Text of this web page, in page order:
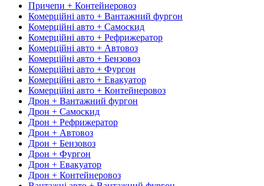
Причепи + Контейнеровоз
Комерційні авто + Вантажний фургон
Комерційні авто + Самоскид
Комерційні авто + Рефрижератор
Комерційні авто + Автовоз
Комерційні авто + Бензовоз
Комерційні авто + Фургон
Комерційні авто + Евакуатор
Комерційні авто + Контейнеровоз
Дрон + Вантажний фургон
Дрон + Самоскид
Дрон + Рефрижератор
Дрон + Автовоз
Дрон + Бензовоз
Дрон + Фургон
Дрон + Евакуатор
Дрон + Контейнеровоз